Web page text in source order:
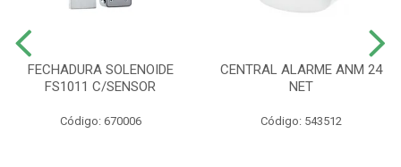
FECHADURA SOLENOIDE
FS1011 C/SENSOR
Código: 670006
CENTRAL ALARME ANM 24
NET
Código: 543512